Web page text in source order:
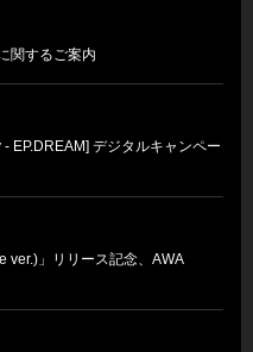
関するご案内
デジタルキャンペー
ver.)」リリース記念、AWA